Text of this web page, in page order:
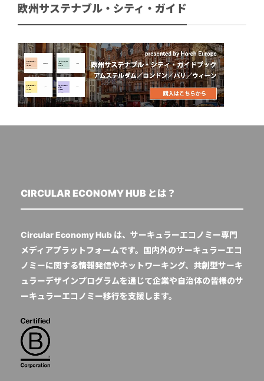
欧州サステナブル・シティ・ガイド
CIRCULAR ECONOMY HUB とは？
Circular Economy Hub は、サーキュラーエコノミー専門
メディアプラットフォームです。国内外のサーキュラーエコ
ノミーに関する情報発信やネットワーキング、共創型サーキ
ュラーデザインプログラムを通じて企業や自治体の皆様のサ
ーキュラーエコノミー移行を支援します。